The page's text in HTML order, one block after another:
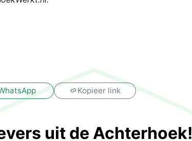
Kopieer link
uit de Achterhoek!